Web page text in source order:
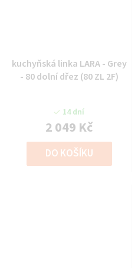
kuchyňská linka LARA - Grey
- 80 dolní dřez (80 ZL 2F)
14 dní
2 049 Kč
DO KOŠÍKU